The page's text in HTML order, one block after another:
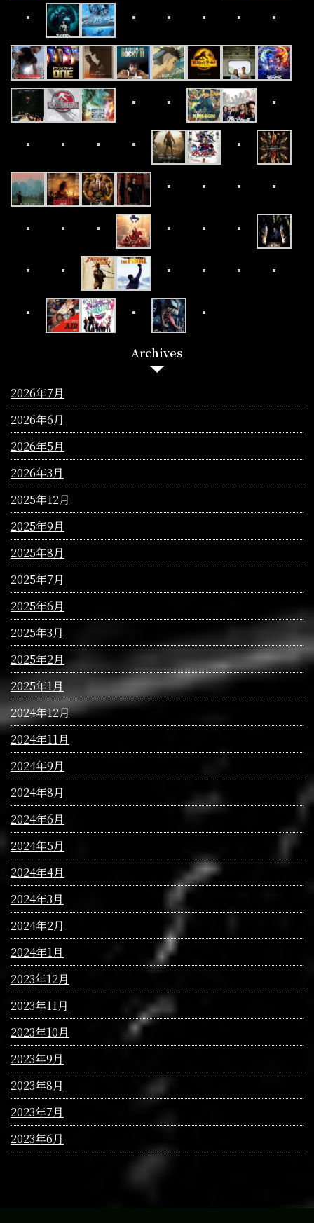
Archives
2026年7月
2026年6月
2026年5月
2026年3月
2025年12月
2025年9月
2025年8月
2025年7月
2025年6月
2025年3月
2025年2月
2025年1月
2024年12月
2024年11月
2024年9月
2024年8月
2024年6月
2024年5月
2024年4月
2024年3月
2024年2月
2024年1月
2023年12月
2023年11月
2023年10月
2023年9月
2023年8月
2023年7月
2023年6月